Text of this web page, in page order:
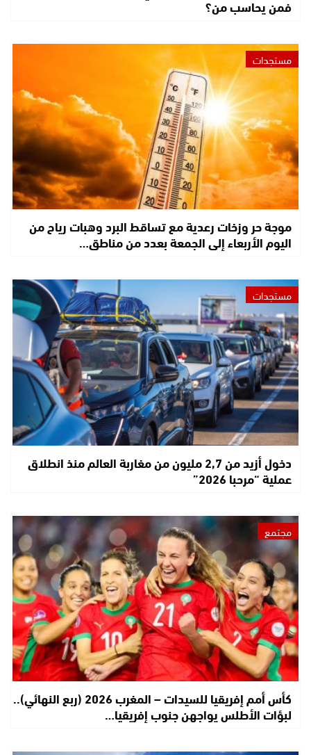
فمن يحاسب من؟
مستجدات
موجة حر وزخات رعدية مع تساقط البرد وهبات رياح من
اليوم الأربعاء إلى الجمعة بعدد من مناطق…
مستجدات
دخول أزيد من 2,7 مليون من مغاربة العالم منذ انطلاق
عملية “مرحبا 2026”
مجتمع
كأس أمم إفريقيا للسيدات – المغرب 2026 (ربع النهائي)..
لبؤات الأطلس يواجهن جنوب إفريقيا…